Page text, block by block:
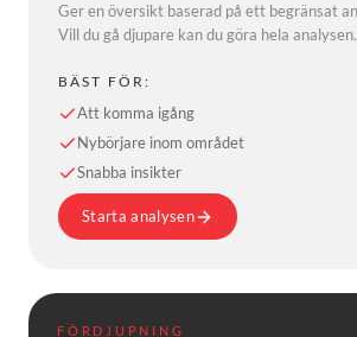
Ger en översikt baserad på ett begränsat
Vill du gå djupare kan du göra hela analysen.
BÄST FÖR:
Att komma igång
Nybörjare inom området
Snabba insikter
Starta analysen
FÖRDJUPNING